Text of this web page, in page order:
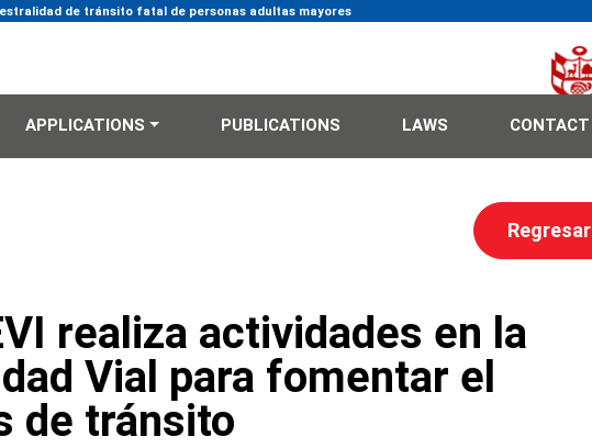
de tránsito fatal de personas adultas mayores
APPLICATIONS PUBLICATIONS LAWS CONTACT
Regresar
realiza actividades en la
Vial para fomentar el
de tránsito